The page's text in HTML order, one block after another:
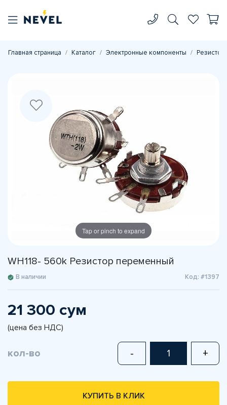
Главная страница Каталог Электронные компоненты
Tap or pinch to expand
WH118- 560k Резистор переменный
В наличии Код: #1397
21 300 сум
(цена без НДС)
кол-во - +
КУПИТЬ В КЛИК